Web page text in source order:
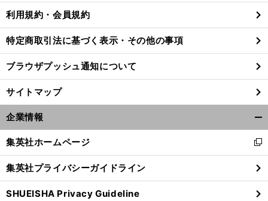
利用規約・会員規約
特定商取引法に基づく表示・その他の事項
ブラウザプッシュ通知について
サイトマップ
企業情報
閉
る
集英社ホームページ
新
し
い
ウ
ィ
集英社プライバシーガイドライン
SHUEISHA Privacy Guideline